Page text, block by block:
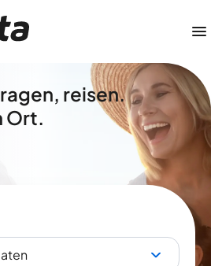
reisen.
Ort.